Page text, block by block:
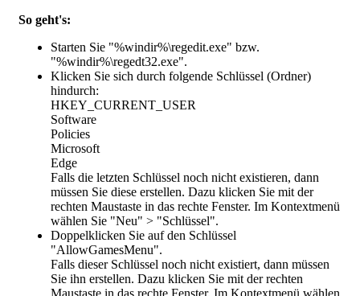
So geht's:
Starten Sie "%windir%\regedit.exe" bzw.
"%windir%\regedt32.exe".
Klicken Sie sich durch folgende Schlüssel (Ordner)
hindurch:
HKEY_CURRENT_USER
Software
Policies
Microsoft
Edge
Falls die letzten Schlüssel noch nicht existieren, dann
müssen Sie diese erstellen. Dazu klicken Sie mit der
rechten Maustaste in das rechte Fenster. Im Kontextmenü
wählen Sie "Neu" > "Schlüssel".
Doppelklicken Sie auf den Schlüssel
"AllowGamesMenu".
Falls dieser Schlüssel noch nicht existiert, dann müssen
Sie ihn erstellen. Dazu klicken Sie mit der rechten
Maustaste in das rechte Fenster. Im Kontextmenü wählen